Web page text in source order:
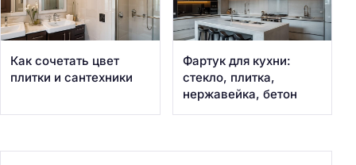
Как сочетать цвет
плитки и сантехники
Фартук для кухни:
стекло, плитка,
нержавейка, бетон